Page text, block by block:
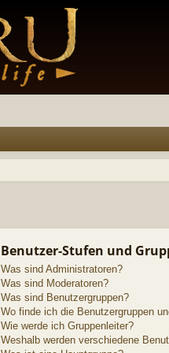
Benutzer-Stufen und
Was sind Administratoren?
Was sind Moderatoren?
Was sind Benutzergruppen?
Wo finde ich die Benutzergruppen
Wie werde ich Gruppenleiter?
Weshalb werden verschiedene